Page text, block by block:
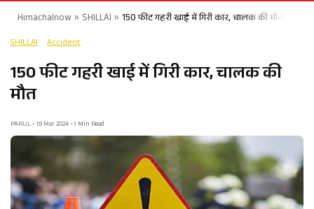
Himachalnow» SHILLAI » 150 फीट गहरी खाई में गिरी कार, चालक की मौत
SHILLAI Accident
150 फीट गहरी खाई में गिरी कार, चालक की
मौत
PARUL • 19 Mar 2024 • 1 Min Read